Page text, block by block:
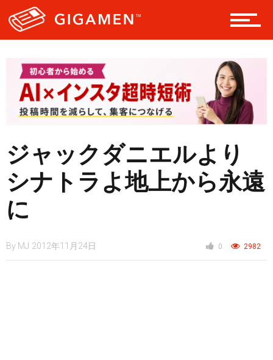
ヘルス・健康
スタイル
仮想通貨
ジャックダニエルより
シナトラよ地上から永遠
に
By MJ 2012年11月24日 0 2982